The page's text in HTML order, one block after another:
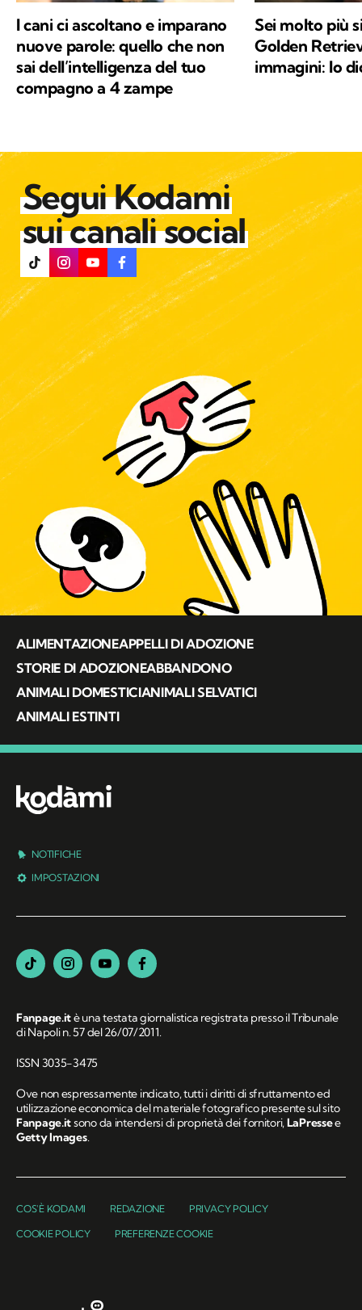
I cani ci ascoltano e imparano
nuove parole: quello che non
sai dell’intelligenza del tuo
compagno a 4 zampe
Sei molto più
Golden
immagini: lo
Segui Kodami
sui canali social
ALIMENTAZIONEAPPELLI DI ADOZIONE
STORIE DI ADOZIONEABBANDONO
ANIMALI DOMESTICIANIMALI SELVATICI
ANIMALI ESTINTI
NOTIFICHE
IMPOSTAZIONI
Fanpage.itè una testata giornalistica registrata presso il Tribunale
di Napoli n. 57 del 26/07/2011.
ISSN 3035-3475
Ove non espressamente indicato, tutti i diritti di sfruttamento ed
utilizzazione economica del materiale fotografico presente sul sito
Fanpage.itsono da intendersi di proprietà dei fornitori,LaPressee
Getty Images.
COS'È KODAMI REDAZIONE PRIVACY POLICY
COOKIE POLICY PREFERENZE COOKIE